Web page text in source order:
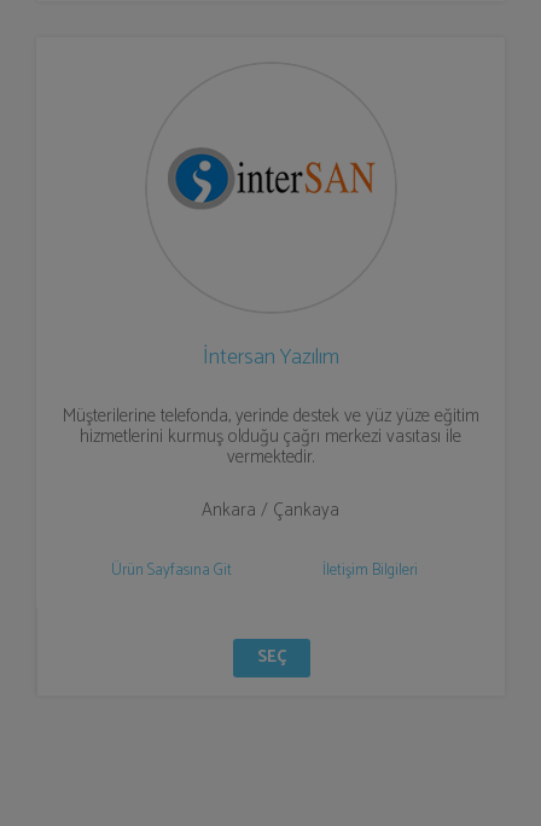
İntersan Yazılım
Müşterilerine telefonda, yerinde destek ve yüz yüze eğitim
hizmetlerini kurmuş olduğu çağrı merkezi vasıtası ile
vermektedir.
Ankara / Çankaya
Ürün Sayfasına Git İletişim Bilgileri
SEÇ